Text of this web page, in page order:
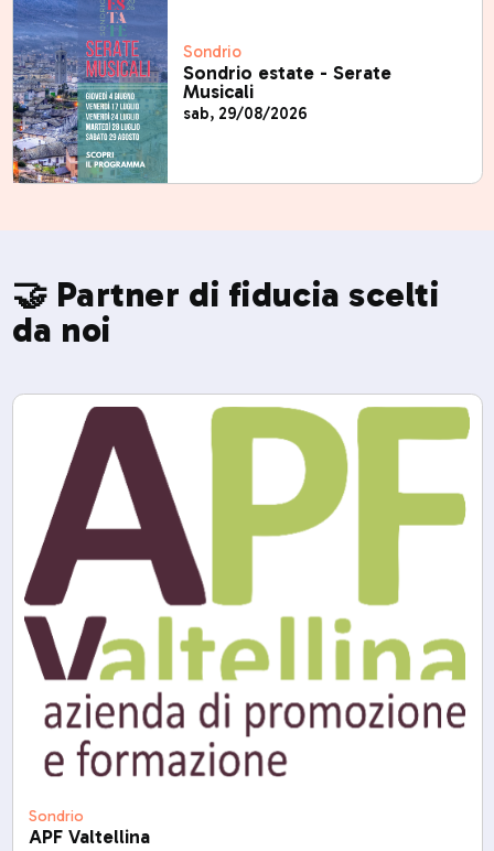
Sondrio
Sondrio estate - Serate
Musicali
sab, 29/08/2026
🤝 Partner di fiducia scelti
da noi
Sondrio
APF Valtellina